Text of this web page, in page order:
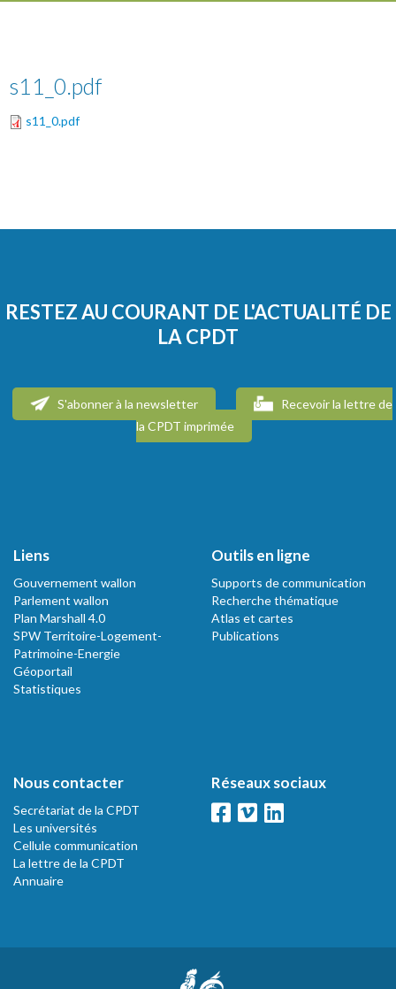
s11_0.pdf
s11_0.pdf
RESTEZ AU COURANT DE L'ACTUALITÉ DE
LA CPDT
S'abonner à la newsletter
Recevoir la lettre de
la CPDT imprimée
Liens
Gouvernement wallon
Parlement wallon
Plan Marshall 4.0
SPW Territoire-Logement-
Patrimoine-Energie
Géoportail
Statistiques
Outils en ligne
Supports de communication
Recherche thématique
Atlas et cartes
Publications
Nous contacter
Secrétariat de la CPDT
Les universités
Cellule communication
La lettre de la CPDT
Annuaire
Réseaux sociaux